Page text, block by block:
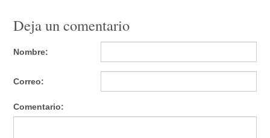
Deja un comentario
Nombre:
Correo:
Comentario: